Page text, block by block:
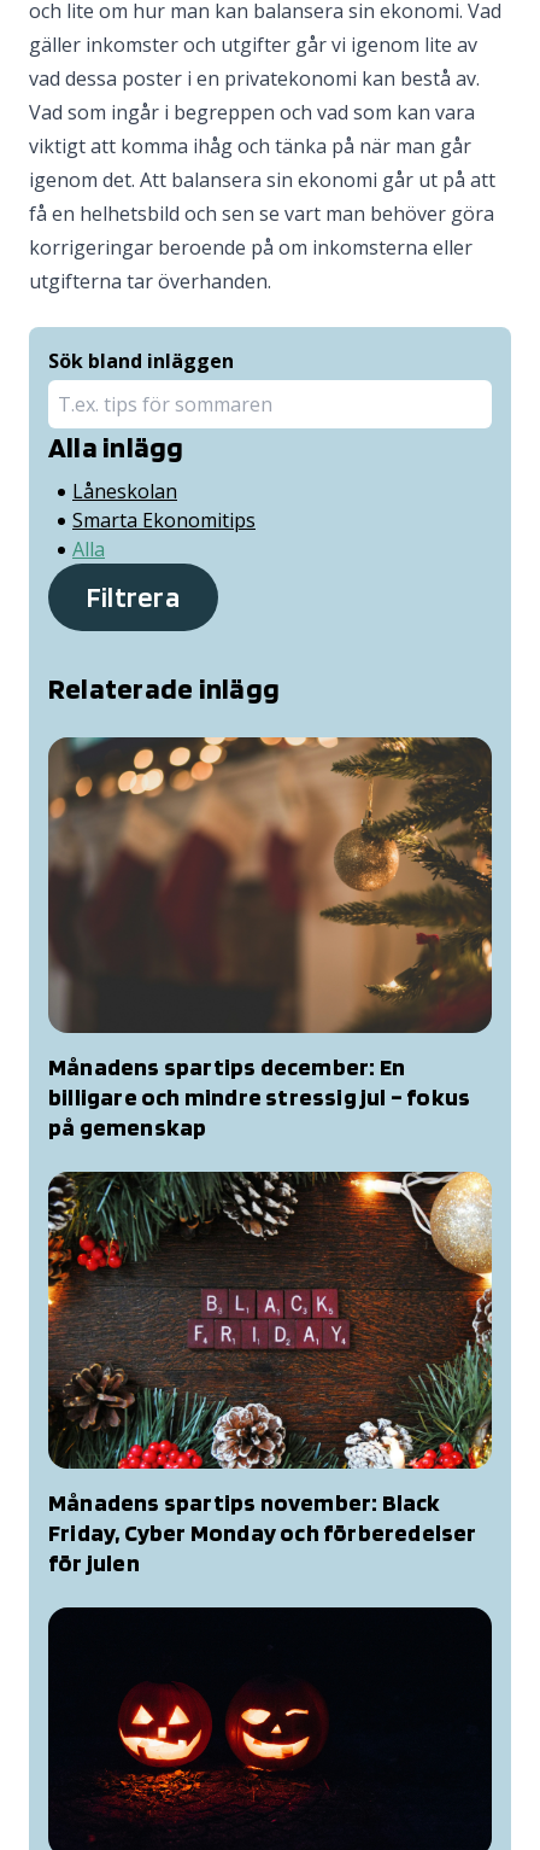
och lite om hur man kan balansera sin ekonomi. Vad
gäller inkomster och utgifter går vi igenom lite av
vad dessa poster i en privatekonomi kan bestå av.
Vad som ingår i begreppen och vad som kan vara
viktigt att komma ihåg och tänka på när man går
igenom det. Att balansera sin ekonomi går ut på att
få en helhetsbild och sen se vart man behöver göra
korrigeringar beroende på om inkomsterna eller
utgifterna tar överhanden.
Sök bland inläggen
Alla inlägg
Låneskolan
Smarta Ekonomitips
Alla
Filtrera
Relaterade inlägg
Månadens spartips december: En
billigare och mindre stressig jul – fokus
på gemenskap
Månadens spartips november: Black
Friday, Cyber Monday och förberedelser
för julen